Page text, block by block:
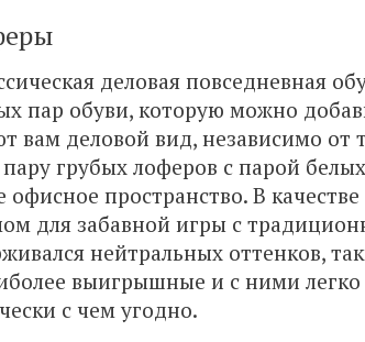
деловая повседневная
пар обуви, которую можно
вам деловой вид, независимо от
грубых лоферов с парой
офисное пространство. В
для забавной игры с
нейтральных оттенков,
выигрышные и с ними
с чем угодно.